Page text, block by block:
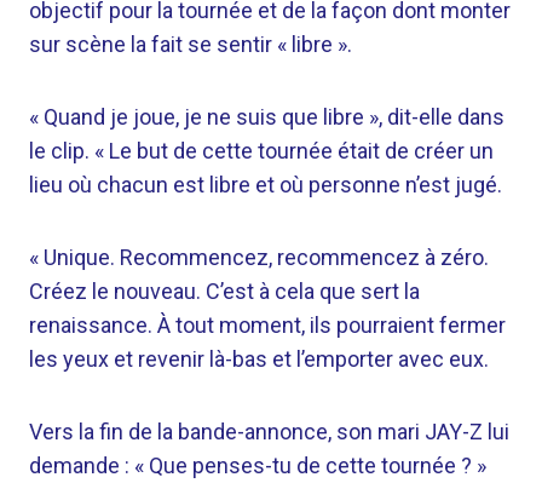
objectif pour la tournée et de la façon dont monter
sur scène la fait se sentir « libre ».
« Quand je joue, je ne suis que libre », dit-elle dans
le clip. « Le but de cette tournée était de créer un
lieu où chacun est libre et où personne n’est jugé.
« Unique. Recommencez, recommencez à zéro.
Créez le nouveau. C’est à cela que sert la
renaissance. À tout moment, ils pourraient fermer
les yeux et revenir là-bas et l’emporter avec eux.
Vers la fin de la bande-annonce, son mari JAY-Z lui
demande : « Que penses-tu de cette tournée ? »